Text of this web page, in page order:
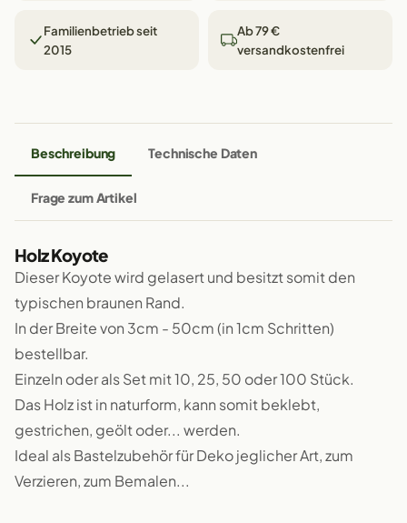
Familienbetrieb seit
2015
Ab 79 €
versandkostenfrei
Beschreibung Technische Daten
Frage zum Artikel
Holz Koyote
Dieser Koyote wird gelasert und besitzt somit den
typischen braunen Rand.
In der Breite von 3cm - 50cm (in 1cm Schritten)
bestellbar.
Einzeln oder als Set mit 10, 25, 50 oder 100 Stück.
Das Holz ist in naturform, kann somit beklebt,
gestrichen, geölt oder... werden.
Ideal als Bastelzubehör für Deko jeglicher Art, zum
Verzieren, zum Bemalen...